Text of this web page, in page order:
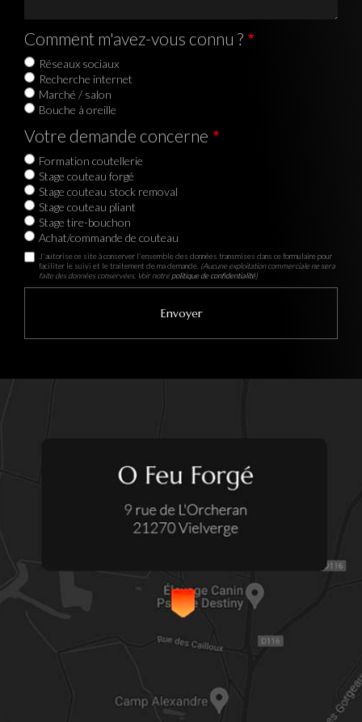
Comment m'avez-vous connu ?
Réseaux sociaux
Recherche internet
Marché / salon
Bouche à oreille
Votre demande concerne
Formation coutellerie
Stage couteau forgé
Stage couteau stock removal
Stage couteau pliant
Stage tire-bouchon
Achat/commande de couteau
J'autorise ce site à conserver l'ensemble des données transmises dans ce formulaire pour
faciliter le suivi et le traitement de ma demande. (Aucune exploitation commerciale ne sera
faite des données conservées. Voir notrepolitique de confidentialité)